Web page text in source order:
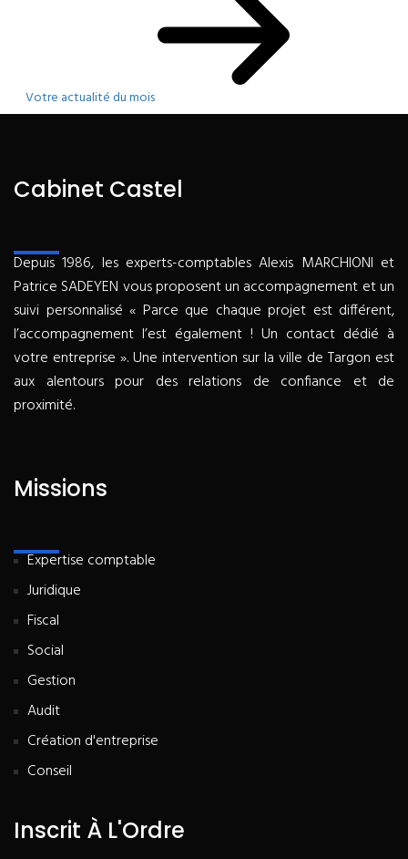
Votre actualité du mois
Cabinet Castel
Depuis 1986, les experts-comptables Alexis MARCHIONI et
Patrice SADEYEN vous proposent un accompagnement et un
suivi personnalisé « Parce que chaque projet est différent,
l’accompagnement l’est également ! Un contact dédié à
votre entreprise ». Une intervention sur la ville de Targon est
aux alentours pour des relations de confiance et de
proximité.
Missions
Expertise comptable
Juridique
Fiscal
Social
Gestion
Audit
Création d'entreprise
Conseil
Inscrit À L'Ordre